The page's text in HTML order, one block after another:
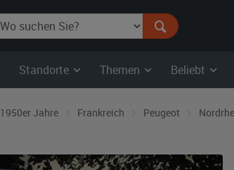
Standorte Themen Beliebt
1950er Jahre Frankreich Peugeot